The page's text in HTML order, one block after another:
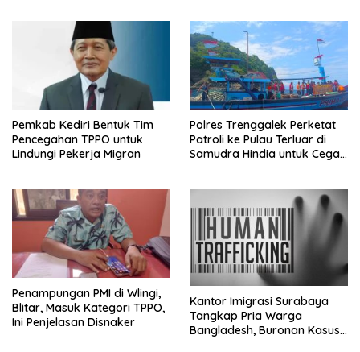
Pemkab Kediri Bentuk Tim
Pencegahan TPPO untuk
Lindungi Pekerja Migran
Polres Trenggalek Perketat
Patroli ke Pulau Terluar di
Samudra Hindia untuk Cegah
Penampungan PMI di Wlingi,
Blitar, Masuk Kategori TPPO,
Ini Penjelasan Disnaker
Kantor Imigrasi Surabaya
Tangkap Pria Warga
Bangladesh, Buronan Kasus